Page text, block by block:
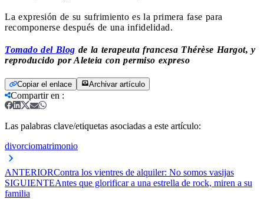
La expresión de su sufrimiento es la primera fase para
recomponerse después de una infidelidad.
Tomado del Blog de la terapeuta francesa Thérèse Hargot, y
reproducido por Aleteia con permiso expreso
Copiar el enlace Archivar artículo
Compartir en :
Las palabras clave/etiquetas asociadas a este artículo:
divorciomatrimonio
ANTERIORContra los vientres de alquiler: No somos vasijas
SIGUIENTEAntes que glorificar a una estrella de rock, miren a su
familia